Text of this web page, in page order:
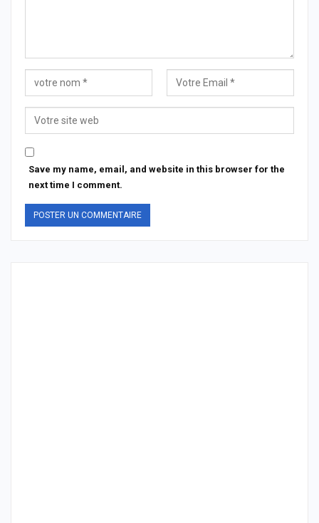
Save my name, email, and website in this browser for the
next time I comment.